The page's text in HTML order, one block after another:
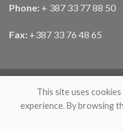
Phone: + 387 33 77 88 50
Fax: +387 33 76 48 65
This site uses
experience. By browsing